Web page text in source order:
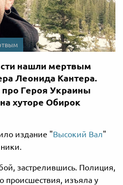
нашли мертвым
Леонида Кантера.
Героя Украины
хуторе Обирок
издание "Высокий Вал"
застрелившись. Полиция,
происшествия, изъяла у